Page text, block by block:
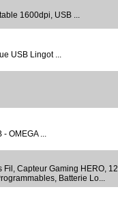
1600dpi, USB ...
USB Lingot ...
- OMEGA ...
Fil, Capteur Gaming HERO, 12
Batterie Lo...